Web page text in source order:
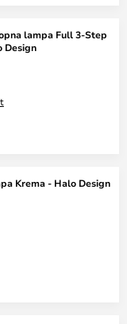
lampa Full 3-Step
Design
Krema - Halo Design